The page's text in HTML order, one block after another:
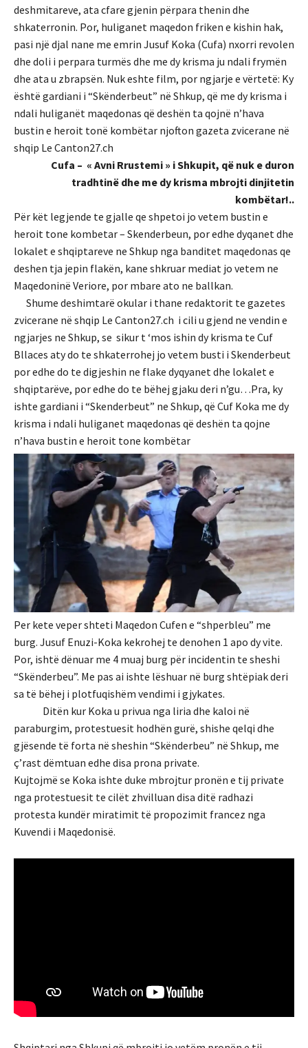
deshmitareve, ata cfare gjenin përpara thenin dhe
shkaterronin. Por, huliganet maqedon friken e kishin hak,
pasi një djal nane me emrin Jusuf Koka (Cufa) nxorri revolen
dhe doli i perpara turmës dhe me dy krisma ju ndali frymën
dhe ata u zbrapsën. Nuk eshte film, por ngjarje e vërtetë: Ky
është gardiani i “Skënderbeut” në Shkup, që me dy krisma i
ndali huliganët maqedonas që deshën ta qojnë n’hava
bustin e heroit tonë kombëtar njofton gazeta zvicerane në
shqip Le Canton27.ch
Cufa – « Avni Rrustemi » i Shkupit, që nuk e duron
tradhtinë dhe me dy krisma mbrojti dinjitetin
kombëtar!..
Për kët legjende te gjalle qe shpetoi jo vetem bustin e
heroit tone kombetar – Skenderbeun, por edhe dyqanet dhe
lokalet e shqiptareve ne Shkup nga banditet maqedonas qe
deshen tja jepin flakën, kane shkruar mediat jo vetem ne
Maqedoninë Veriore, por mbare ato ne ballkan.
Shume deshimtarë okular i thane redaktorit te gazetes
zvicerane në shqip Le Canton27.ch i cili u gjend ne vendin e
ngjarjes ne Shkup, se sikur t ‘mos ishin dy krisma te Cuf
Bllaces aty do te shkaterrohej jo vetem busti i Skenderbeut
por edhe do te digjeshin ne flake dyqyanet dhe lokalet e
shqiptarëve, por edhe do te bëhej gjaku deri n’gu…Pra, ky
ishte gardiani i “Skenderbeut” ne Shkup, që Cuf Koka me dy
krisma i ndali huliganet maqedonas që deshën ta qojne
n’hava bustin e heroit tone kombëtar
Per kete veper shteti Maqedon Cufen e “shperbleu” me
burg. Jusuf Enuzi-Koka kekrohej te denohen 1 apo dy vite.
Por, ishtë dënuar me 4 muaj burg për incidentin te sheshi
“Skënderbeu”. Me pas ai ishte lëshuar në burg shtëpiak deri
sa të bëhej i plotfuqishëm vendimi i gjykates.
Ditën kur Koka u privua nga liria dhe kaloi në
paraburgim, protestuesit hodhën gurë, shishe qelqi dhe
gjësende të forta në sheshin “Skënderbeu” në Shkup, me
ç’rast dëmtuan edhe disa prona private.
Kujtojmë se Koka ishte duke mbrojtur pronën e tij private
nga protestuesit te cilët zhvilluan disa ditë radhazi
protesta kundër miratimit të propozimit francez nga
Kuvendi i Maqedonisë.